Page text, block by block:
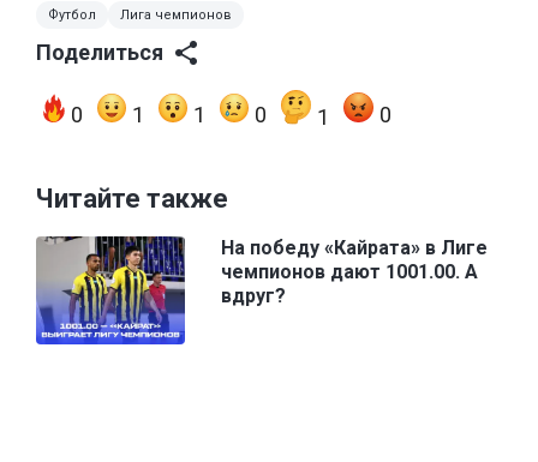
Футбол Лига чемпионов
Поделиться
0 1 1 0 1 0
Читайте также
На победу «Кайрата» в Лиге
чемпионов дают 1001.00. А
вдруг?